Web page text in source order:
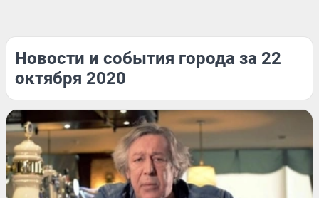
Новости и события города за 22
октября 2020